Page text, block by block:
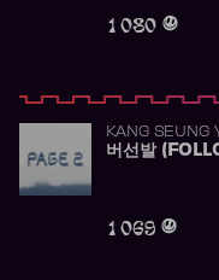
1 080
KANG SEUNG
버선발
1 069